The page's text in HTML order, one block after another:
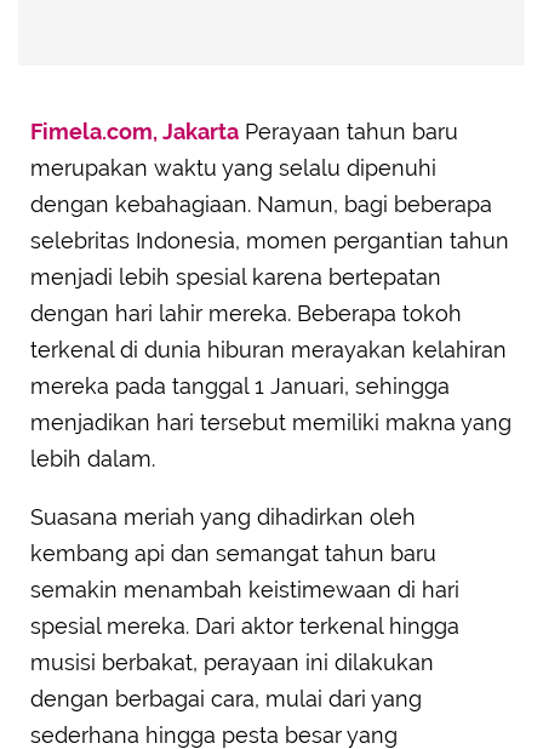
Fimela.com, Jakarta Perayaan tahun baru
merupakan waktu yang selalu dipenuhi
dengan kebahagiaan. Namun, bagi beberapa
selebritas Indonesia, momen pergantian tahun
menjadi lebih spesial karena bertepatan
dengan hari lahir mereka. Beberapa tokoh
terkenal di dunia hiburan merayakan kelahiran
mereka pada tanggal 1 Januari, sehingga
menjadikan hari tersebut memiliki makna yang
lebih dalam.
Suasana meriah yang dihadirkan oleh
kembang api dan semangat tahun baru
semakin menambah keistimewaan di hari
spesial mereka. Dari aktor terkenal hingga
musisi berbakat, perayaan ini dilakukan
dengan berbagai cara, mulai dari yang
sederhana hingga pesta besar yang